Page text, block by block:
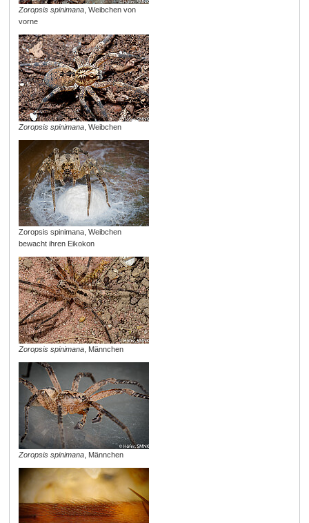
Zoropsis spinimana, Weibchen von
vorne
Zoropsis spinimana, Weibchen
Zoropsis spinimana, Weibchen
bewacht ihren Eikokon
Zoropsis spinimana, Männchen
Zoropsis spinimana, Männchen